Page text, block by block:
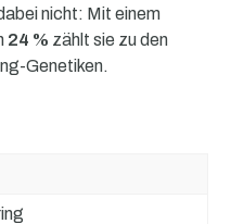
nicht: Mit einem
24 % zählt sie zu den
Genetiken.